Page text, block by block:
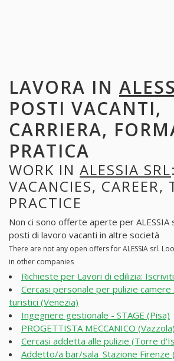
LAVORA IN
POSTI VACANTI,
CARRIERA,
PRATICA
WORK IN ALESSIA SRL:
VACANCIES, CAREER,
PRACTICE
Non ci sono offerte aperte per ALESSIA
posti di lavoro vacanti in altre società
There are not any open offers for ALESSIA srl.
in other companies
Richieste per Lavori di edilizia:
Cercasi personale per pulizie
turistici (Venezia)
Ingegnere gestionale - STAGE (Pisa)
PROGETTISTA MECCANICO (Vazzola)
Cercasi addetta alle pulizie (Torre
Addetto/a bar/sala_Stazione Firenze